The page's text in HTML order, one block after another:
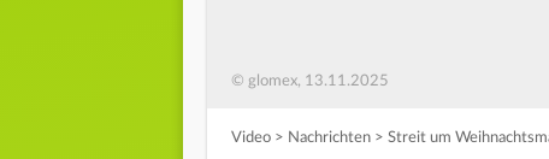
© glomex, 13.11.2025
Video > Nachrichten > Streit um